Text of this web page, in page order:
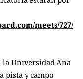
meets/727/
la Universidad Ana
pista y campo